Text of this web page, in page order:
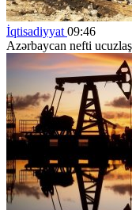
İqtisadiyyat 09:46
Azərbaycan nefti